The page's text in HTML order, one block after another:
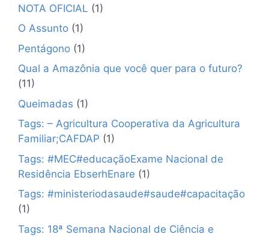
NOTA OFICIAL (1)
O Assunto (1)
Pentágono (1)
Qual a Amazônia que você quer para o futuro?
(11)
Queimadas (1)
Tags: – Agricultura Cooperativa da Agricultura
Familiar;CAFDAP (1)
Tags: #MEC#educaçãoExame Nacional de
Residência EbserhEnare (1)
Tags: #ministeriodasaude#saude#capacitação
(1)
Tags: 18ª Semana Nacional de Ciência e